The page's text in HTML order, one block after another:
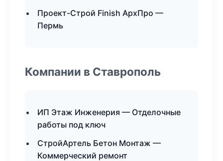
Проект-Строй Finish АрхПро —
Пермь
Компании в Ставрополь
ИП Этаж Инженерия — Отделочные
работы под ключ
СтройАртель Бетон Монтаж —
Коммерческий ремонт